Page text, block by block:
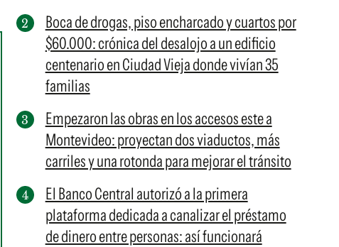
Boca de drogas, piso encharcado y cuartos por
$60.000: crónica del desalojo a un edificio
centenario en Ciudad Vieja donde vivían 35
familias
Empezaron las obras en los accesos este a
Montevideo: proyectan dos viaductos, más
carriles y una rotonda para mejorar el tránsito
El Banco Central autorizó a la primera
plataforma dedicada a canalizar el préstamo
de dinero entre personas: así funcionará